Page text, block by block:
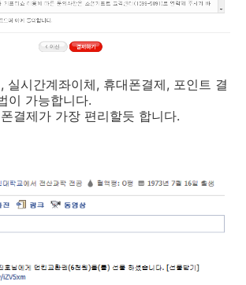
실시간계좌이체, 휴대폰결제, 포인트 결
이 가능합니다.
결제가 가장 편리할듯 합니다.